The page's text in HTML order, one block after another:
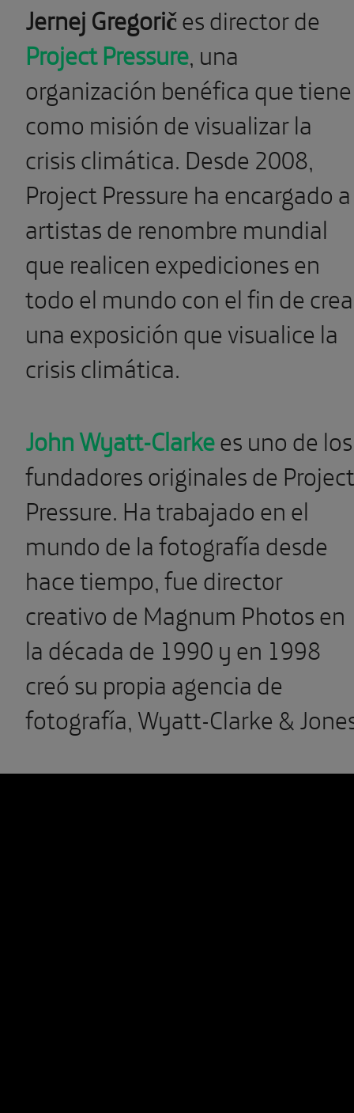
Jernej Gregoričes director de
Project Pressure, una
organización benéfica que tiene
como misión de visualizar la
crisis climática. Desde 2008,
Project Pressure ha encargado a
artistas de renombre mundial
que realicen expediciones en
todo el mundo con el fin de
una exposición que visualice la
crisis climática.
John Wyatt-Clarkees uno de los
fundadores originales de Project
Pressure. Ha trabajado en el
mundo de la fotografía desde
hace tiempo, fue director
creativo de Magnum Photos en
la década de 1990 y en 1998
creó su propia agencia de
fotografía, Wyatt-Clarke &